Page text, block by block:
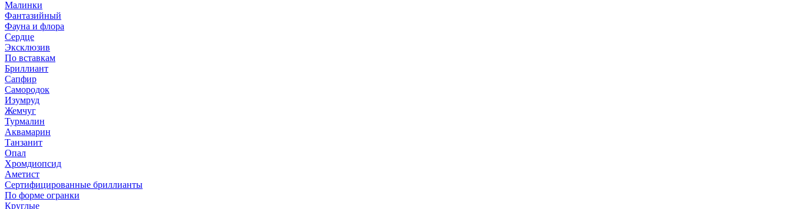
Малинки
Фантазийный
Фауна и флора
Сердце
Эксклюзив
По вставкам
Бриллиант
Сапфир
Самородок
Изумруд
Жемчуг
Турмалин
Аквамарин
Танзанит
Опал
Хромдиопсид
Аметист
Сертифицированные бриллианты
По форме огранки
Круглые